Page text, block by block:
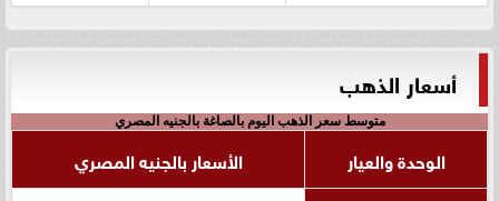
أسعار الذهب
متوسط سعر الذهب اليوم بالصاغة بالجنيه المصري
الوحدة والعيار
الأسعار بالجنيه المصري